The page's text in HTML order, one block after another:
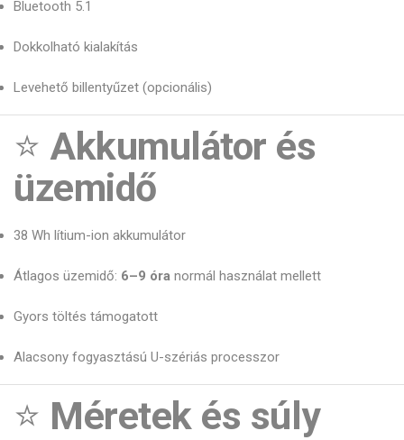
Bluetooth 5.1
Dokkolható kialakítás
Levehető billentyűzet (opcionális)
⭐ Akkumulátor és
üzemidő
38 Wh lítium-ion akkumulátor
Átlagos üzemidő: 6–9 óra normál használat mellett
Gyors töltés támogatott
Alacsony fogyasztású U-szériás processzor
⭐ Méretek és súly